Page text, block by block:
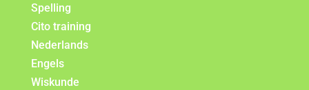
Spelling
Cito training
Nederlands
Engels
Wiskunde